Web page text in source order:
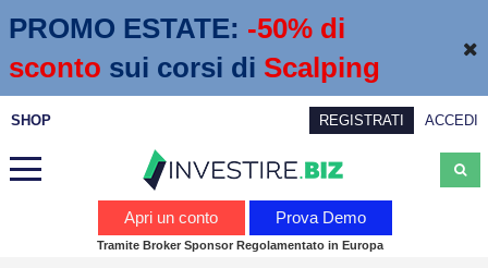
PROMO ESTATE: -50% di
sconto sui corsi di Scalping
SHOP REGISTRATI ACCEDI
Apri un conto Prova Demo
Tramite Broker Sponsor Regolamentato in Europa